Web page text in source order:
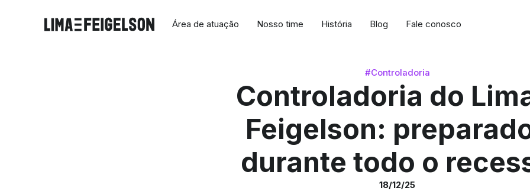
Área de atuação Nosso time História Blog Fale conosco
#Controladoria
Controladoria do
Feigelson:
durante todo o
18/12/25